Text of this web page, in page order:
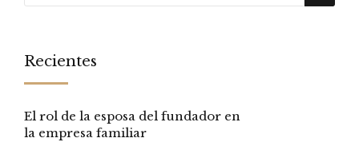
Recientes
El rol de la esposa del fundador en
la empresa familiar